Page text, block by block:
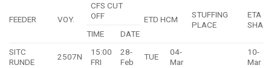
FEEDER VOY.
CFS CUT
OFF
ETD HCM
STUFFING
PLACE
ETA
SHA
TIME
DATE
SITC
RUNDE
2507N
15:00
FRI
28-
Feb
TUE
04-
Mar
10-
Mar